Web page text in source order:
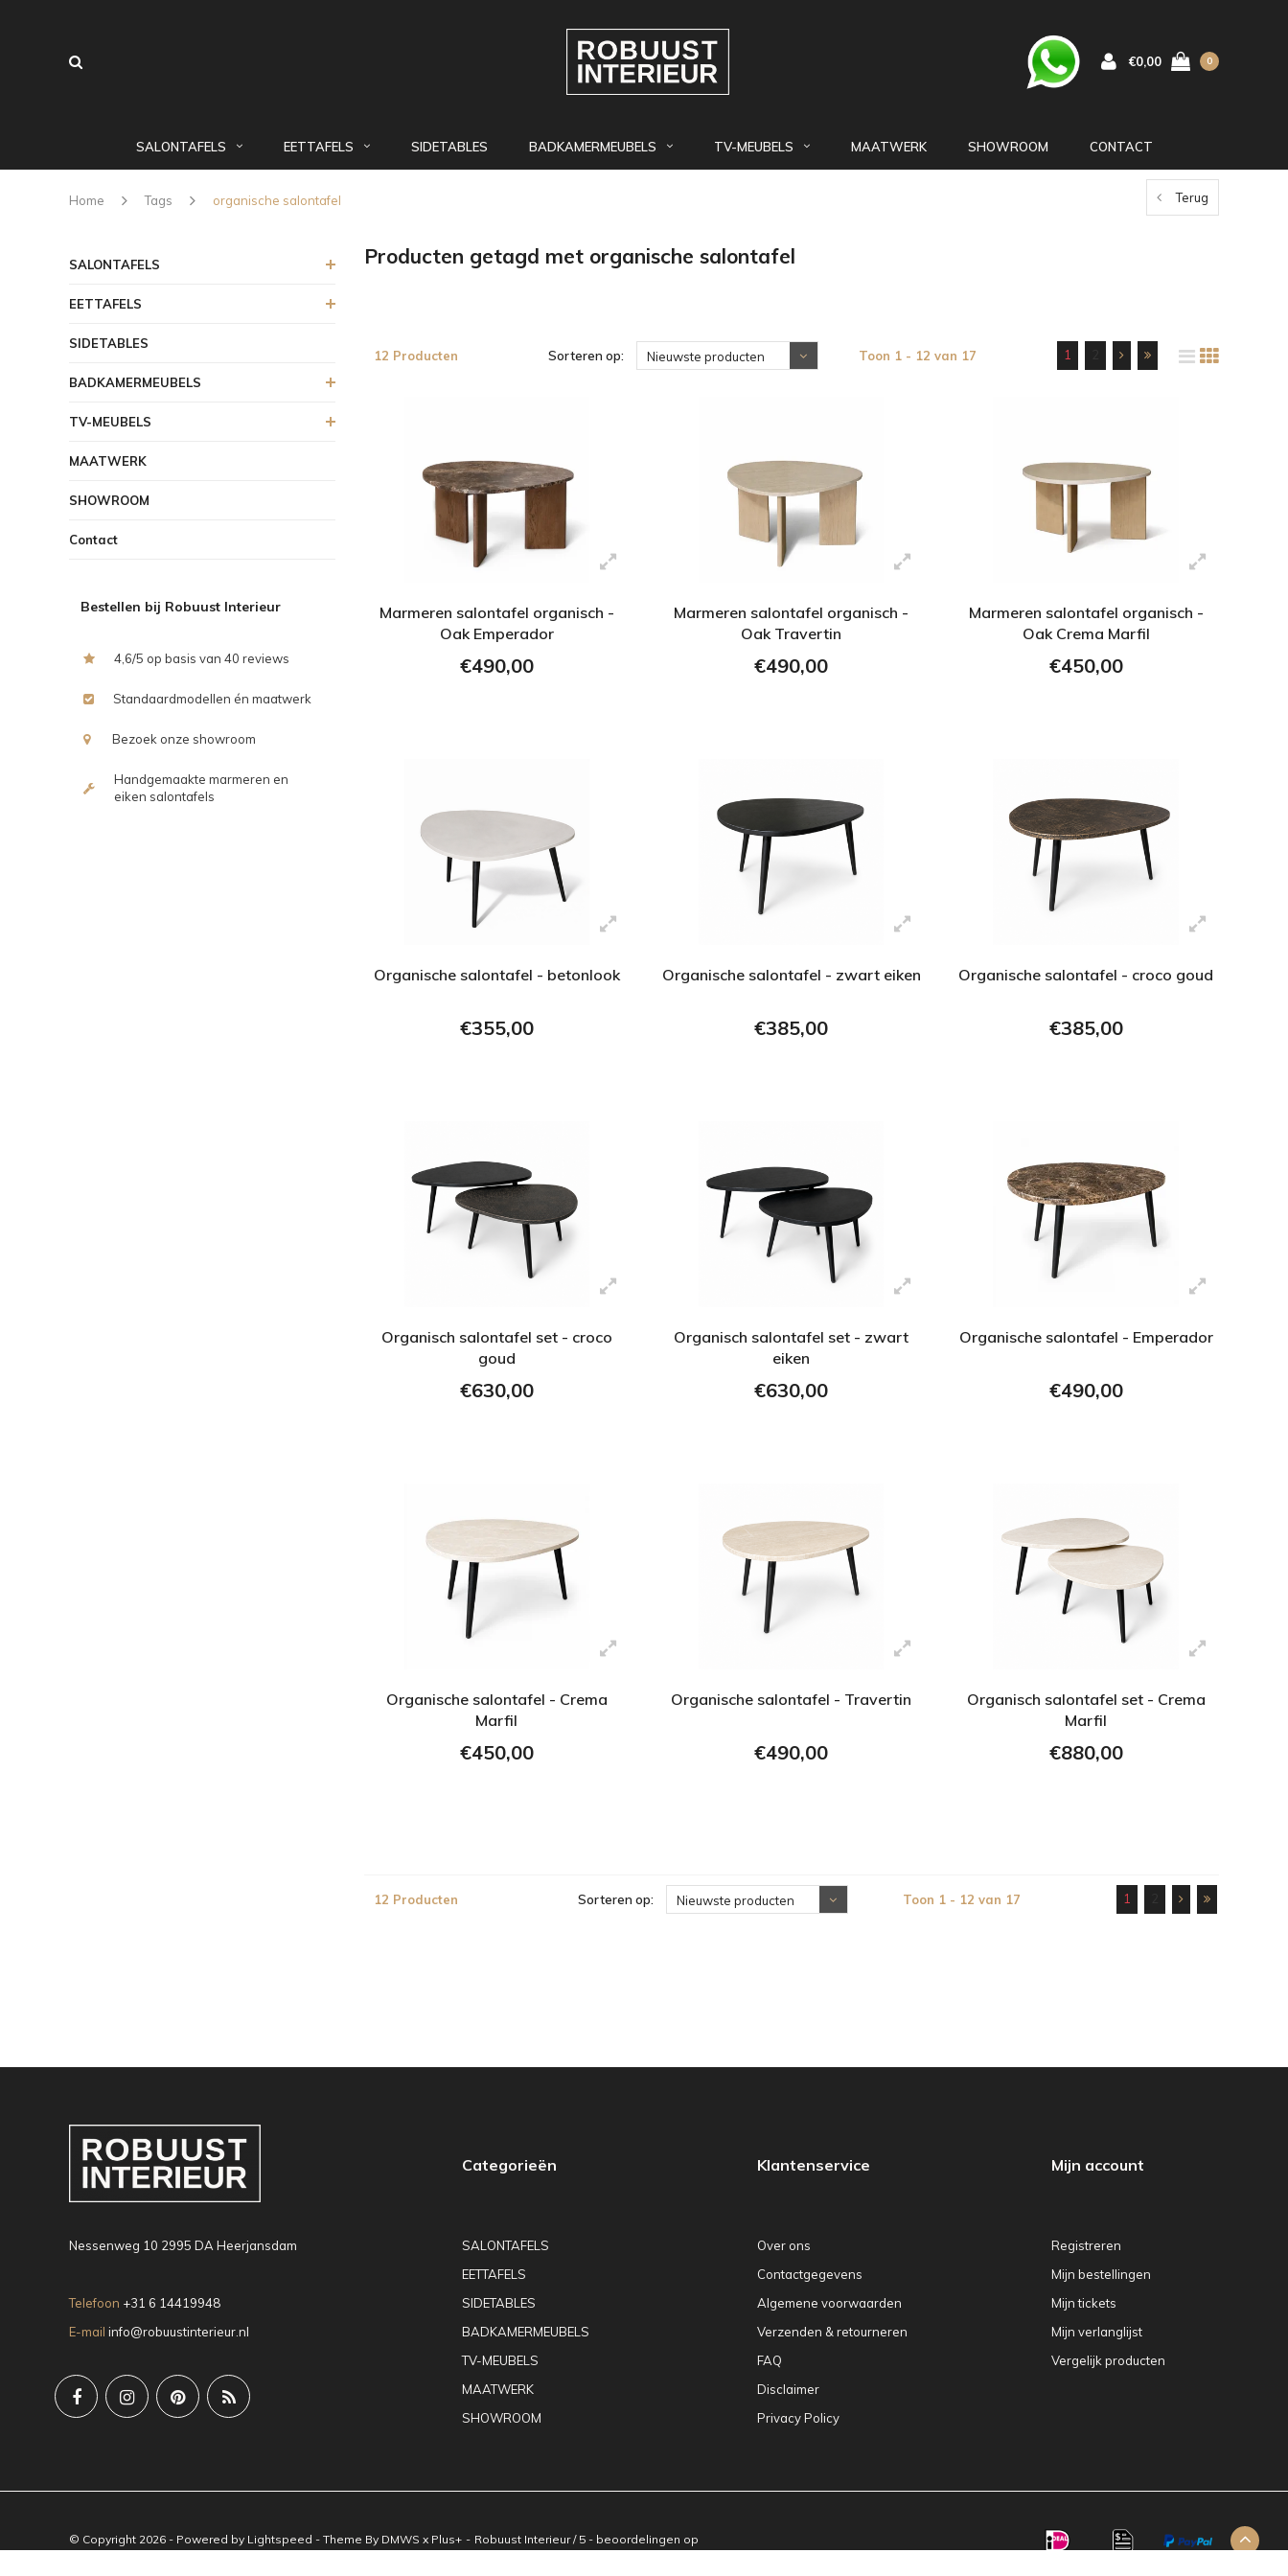
€0,00 0
SALONTAFELS EETTAFELS SIDETABLES BADKAMERMEUBELS TV-MEUBELS MAATWERK SHOWROOM CONTACT
Home Tags organische salontafel Terug
SALONTAFELS
EETTAFELS
SIDETABLES
BADKAMERMEUBELS
TV-MEUBELS
MAATWERK
SHOWROOM
Contact
Bestellen bij Robuust Interieur
4,6/5 op basis van 40 reviews
Standaardmodellen én maatwerk
Bezoek onze showroom
Handgemaakte marmeren en
eiken salontafels
Producten getagd met organische salontafel
12 Producten Sorteren op: Nieuwste producten Toon 1 - 12 van 17 1
Marmeren salontafel organisch -
Oak Emperador
€490,00
Marmeren salontafel organisch -
Oak Travertin
€490,00
Marmeren salontafel organisch -
Oak Crema Marfil
€450,00
Organische salontafel - betonlook
€355,00
Organische salontafel - zwart eiken
€385,00
Organische salontafel - croco goud
€385,00
Organisch salontafel set - croco
goud
€630,00
Organisch salontafel set - zwart
eiken
€630,00
Organische salontafel - Emperador
€490,00
Organische salontafel - Crema
Marfil
€450,00
Organische salontafel - Travertin
€490,00
Organisch salontafel set - Crema
Marfil
€880,00
12 Producten Sorteren op: Nieuwste producten Toon 1 - 12 van 17 1
Nessenweg 10 2995 DA Heerjansdam
Telefoon +31 6 14419948
E-mail info@robuustinterieur.nl
Categorieën
SALONTAFELS
EETTAFELS
SIDETABLES
BADKAMERMEUBELS
TV-MEUBELS
MAATWERK
SHOWROOM
Klantenservice
Over ons
Contactgegevens
Algemene voorwaarden
Verzenden & retourneren
FAQ
Disclaimer
Privacy Policy
Mijn account
Registreren
Mijn bestellingen
Mijn tickets
Mijn verlanglijst
Vergelijk producten
© Copyright 2026 - Powered by Lightspeed - Theme By DMWS x Plus+ - Robuust Interieur / 5 - beoordelingen op